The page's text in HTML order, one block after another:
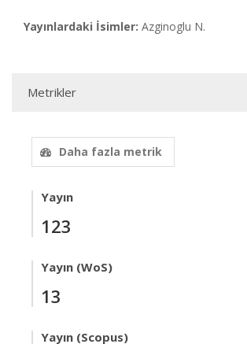
Yayınlardaki İsimler: Azginoglu N.
Metrikler
Daha fazla metrik
Yayın
123
Yayın (WoS)
13
Yayın (Scopus)